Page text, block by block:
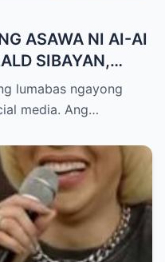
ASAWA NI AI-AI
SIBAYAN,
PERANG
World
lumabas ngayong
media. Ang…